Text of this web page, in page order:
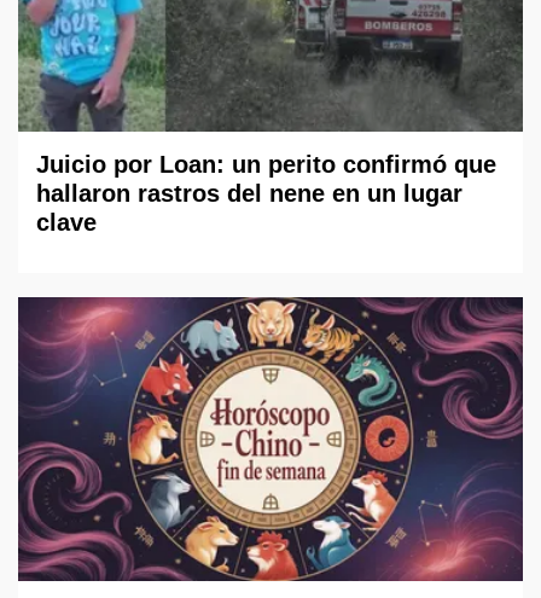
Juicio por Loan: un perito confirmó que
hallaron rastros del nene en un lugar
clave